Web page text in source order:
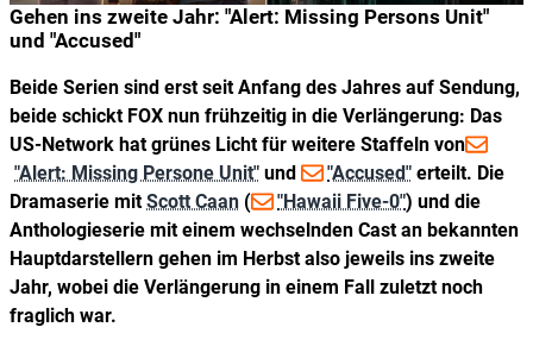
Gehen ins zweite Jahr: "Alert: Missing Persons Unit"
und "Accused"
Beide Serien sind erst seit Anfang des Jahres auf Sendung,
beide schickt FOX nun frühzeitig in die Verlängerung: Das
US-Network hat grünes Licht für weitere Staffeln von
"Alert: Missing Persone Unit" und "Accused" erteilt. Die
Dramaserie mitScott Caan ( "Hawaii Five-0") und die
Anthologieserie mit einem wechselnden Cast an bekannten
Hauptdarstellern gehen im Herbst also jeweils ins zweite
Jahr, wobei die Verlängerung in einem Fall zuletzt noch
fraglich war.